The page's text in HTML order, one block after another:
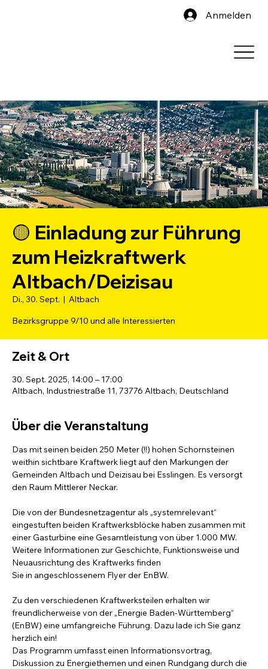
Anmelden
🟡 Einladung zur Führung
zum Heizkraftwerk
Altbach/Deizisau
Di., 30. Sept.
  |
Altbach
Bezirksgruppe 9/10 und alle Interessierten
Zeit & Ort
30. Sept. 2025, 14:00 – 17:00
Altbach, Industriestraße 11, 73776 Altbach, Deutschland
Über die Veranstaltung
Das mit seinen beiden 250 Meter (!!) hohen Schornsteinen
weithin sichtbare Kraftwerk liegt auf den Markungen der
Gemeinden Altbach und Deizisau bei Esslingen. Es versorgt
den Raum Mittlerer Neckar.
Die von der Bundesnetzagentur als „systemrelevant“
eingestuften beiden Kraftwerksblöcke haben zusammen mit
einer Gasturbine eine Gesamtleistung von über 1.000 MW.
Weitere Informationen zur Geschichte, Funktionsweise und
Neuausrichtung des Kraftwerks finden
Sie in angeschlossenem Flyer der EnBW.
Zu den verschiedenen Kraftwerksteilen erhalten wir
freundlicherweise von der „Energie Baden-Württemberg“
(EnBW) eine umfangreiche Führung. Dazu lade ich Sie ganz
herzlich ein!
Das Programm umfasst einen Informationsvortrag,
Diskussion zu Energiethemen und einen Rundgang durch die